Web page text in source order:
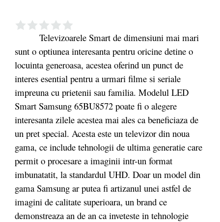
Televizoarele Smart de dimensiuni mai mari
sunt o optiunea interesanta pentru oricine detine o
locuinta generoasa, acestea oferind un punct de
interes esential pentru a urmari filme si seriale
impreuna cu prietenii sau familia. Modelul LED
Smart Samsung 65BU8572 poate fi o alegere
interesanta zilele acestea mai ales ca beneficiaza de
un pret special. Acesta este un televizor din noua
gama, ce include tehnologii de ultima generatie care
permit o procesare a imaginii intr-un format
imbunatatit, la standardul UHD. Doar un model din
gama Samsung ar putea fi artizanul unei astfel de
imagini de calitate superioara, un brand ce
demonstreaza an de an ca inveteste in tehnologie